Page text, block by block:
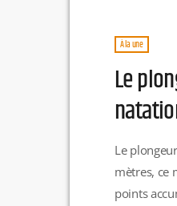
À la une
Le
Le
mètres, ce
points